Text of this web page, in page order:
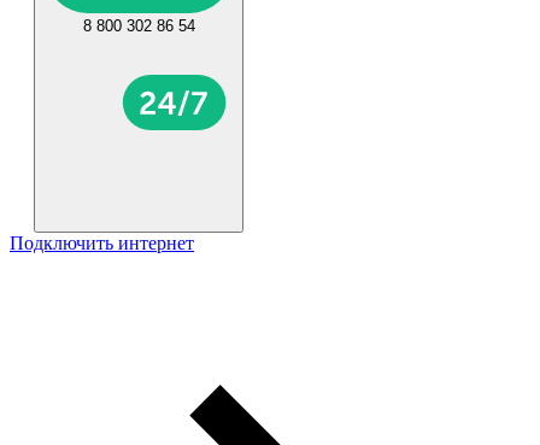
8 800 302 86 54
Подключить интернет